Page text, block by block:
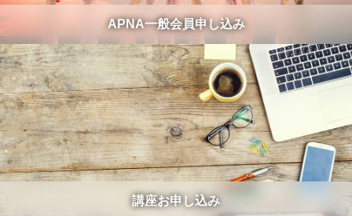
APNA一般会員申し込み
講座お申し込み